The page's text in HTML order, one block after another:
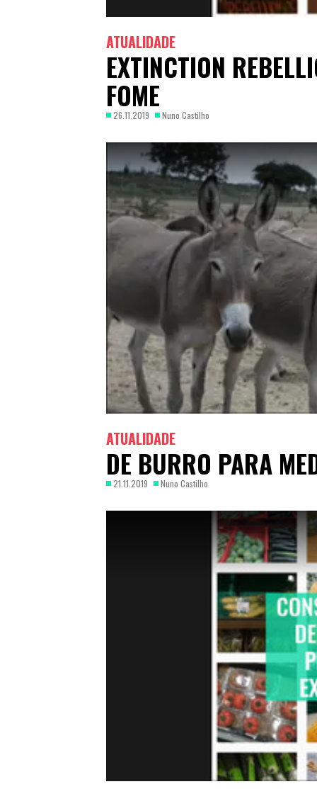
ATUALIDADE
EXTINCTION
FOME
26.11.2019 Nuno Castilho
ATUALIDADE
DE BURRO PARA
21.11.2019 Nuno Castilho